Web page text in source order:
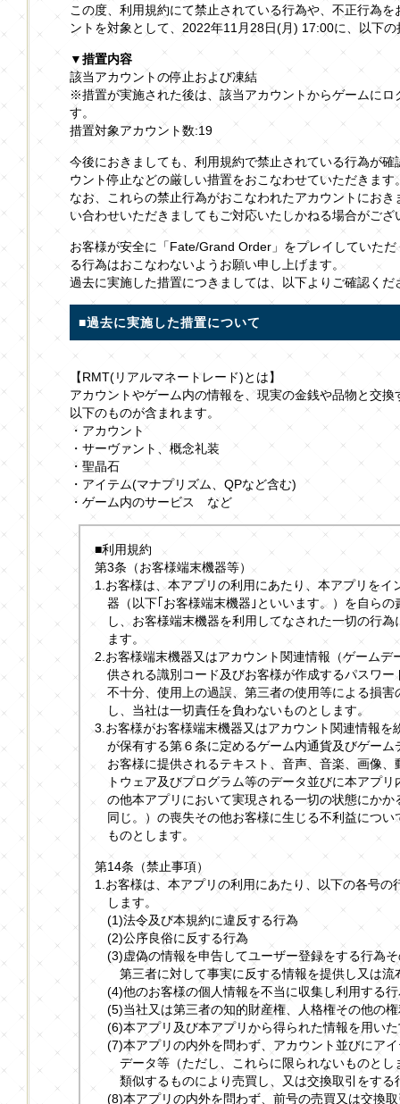
この度、利用規約にて禁止されている行為や、不正行為
ントを対象として、2022年11月28日(月) 17:00に、以下
▼措置内容
該当アカウントの停止および凍結
※措置が実施された後は、該当アカウントからゲームにロ
す。
措置対象アカウント数:19
今後におきましても、利用規約で禁止されている行為が
ウント停止などの厳しい措置をおこなわせていただきます
なお、これらの禁止行為がおこなわれたアカウントにお
い合わせいただきましてもご対応いたしかねる場合がござ
お客様が安全に「Fate/Grand Order」をプレイしていた
る行為はおこなわないようお願い申し上げます。
過去に実施した措置につきましては、以下よりご確認くだ
■過去に実施した措置について
【RMT(リアルマネートレード)とは】
アカウントやゲーム内の情報を、現実の金銭や品物と交
以下のものが含まれます。
・アカウント
・サーヴァント、概念礼装
・聖晶石
・アイテム(マナプリズム、QPなど含む)
・ゲーム内のサービス など
■利用規約
第3条（お客様端末機器等）
1.お客様は、本アプリの利用にあたり、本アプリをイ
器（以下｢お客様端末機器｣といいます。）を自ら
し、お客様端末機器を利用してなされた一切の行
ます。
2.お客様端末機器又はアカウント関連情報（ゲームデ
供される識別コード及びお客様が作成するパスワ
不十分、使用上の過誤、第三者の使用等による損
し、当社は一切責任を負わないものとします。
3.お客様がお客様端末機器又はアカウント関連情報を
が保有する第６条に定めるゲーム内通貨及びゲー
お客様に提供されるテキスト、音声、音楽、画像
トウェア及びプログラム等のデータ並びに本アプ
の他本アプリにおいて実現される一切の状態にか
同じ。）の喪失その他お客様に生じる不利益につ
ものとします。
第14条（禁止事項）
1.お客様は、本アプリの利用にあたり、以下の各号の
します。
(1)法令及び本規約に違反する行為
(2)公序良俗に反する行為
(3)虚偽の情報を申告してユーザー登録をする行為
第三者に対して事実に反する情報を提供し又は流
(4)他のお客様の個人情報を不当に収集し利用する
(5)当社又は第三者の知的財産権、人格権その他の
(6)本アプリ及び本アプリから得られた情報を用い
(7)本アプリの内外を問わず、アカウント並びにア
データ等（ただし、これらに限られないものと
類似するものにより売買し、又は交換取引をする
(8)本アプリの内外を問わず、前号の売買又は交換